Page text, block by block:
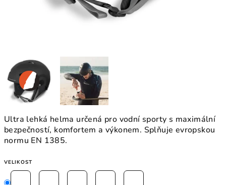
Ultra lehká helma určená pro vodní sporty s maximální
bezpečností, komfortem a výkonem. Splňuje evropskou
normu EN 1385.
VELIKOST